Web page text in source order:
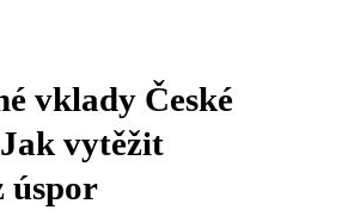
vklady České
vytěžit
úspor